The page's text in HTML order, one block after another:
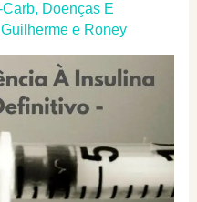
Carb, Doenças E
Guilherme e Roney